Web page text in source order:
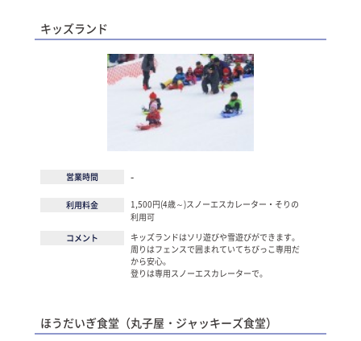
キッズランド
営業時間 -
利用料金
1,500円(4歳～)スノーエスカレーター・そりの
利用可
コメント
キッズランドはソリ遊びや雪遊びができます。
周りはフェンスで囲まれていてちびっこ専用だ
から安心。
登りは専用スノーエスカレーターで。
ほうだいぎ食堂（丸子屋・ジャッキーズ食堂）